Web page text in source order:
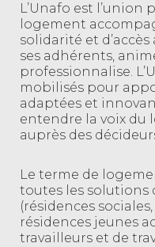
L’Unafo est l’union
logement
solidarité et
ses adhérents,
professionnalise.
mobilisés pour
adaptées et
entendre la voix du
auprès des
Le terme de
toutes les solutions
(résidences
résidences jeunes
travailleurs et de